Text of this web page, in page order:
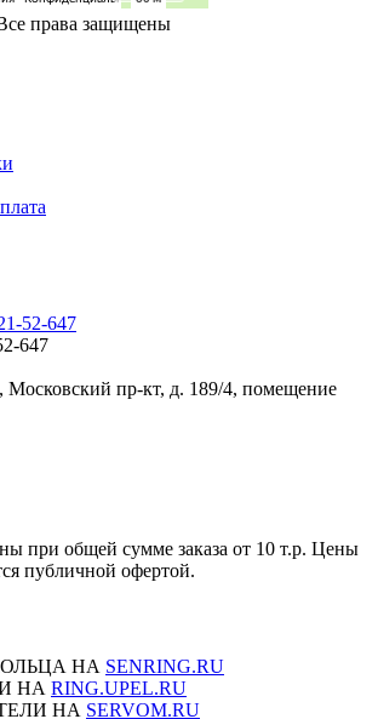
права защищены
52-647
647
Московский пр-кт, д. 189/4, помещение
при общей сумме заказа от 10 т.р. Цены
публичной офертой.
НА SENRING.RU
НА RING.UPEL.RU
НА SERVOM.RU